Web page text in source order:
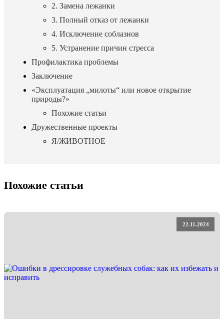
2. Замена лежанки
3. Полный отказ от лежанки
4. Исключение соблазнов
5. Устранение причин стресса
Профилактика проблемы
Заключение
«Эксплуатация „милоты“ или новое открытие
природы?»
Похожие статьи
Дружественные проекты
Я/ЖИВОТНОЕ
Похожие статьи
22.11.2024